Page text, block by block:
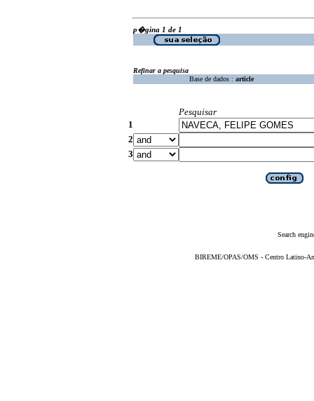
p�gina 1 de 1
Refinar a pesquisa
Base de dados : article
Pesquisar
1
2
3
Search
BIREME/OPAS/OMS - Centro Latino-